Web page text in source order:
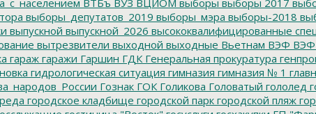
выборы_депутатов_2019 выборы_мэра выборы-2018
выпускной выпускной_2026 высококвалифицированные
вытрезвители выходной выходные Вьетнам ВЭФ
гараж гаражи Гаршин ГДК Генеральная прокуратура
гидрологическая ситуация гимназия гимназия № 1
Гознак ГОК Голикова Головатый гололед
городское кладбище городской парк городской пляж